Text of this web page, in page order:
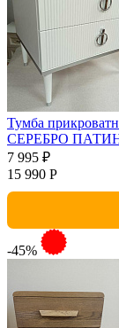
Тумба
СЕРЕБРО
7 995 ₽
15 990 Р
-45%